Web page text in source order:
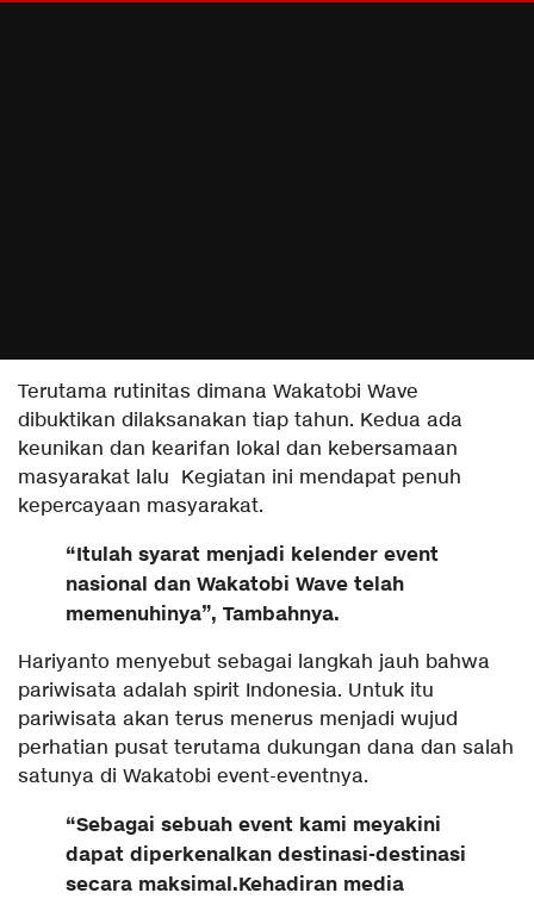
Terutama rutinitas dimana Wakatobi Wave
dibuktikan dilaksanakan tiap tahun. Kedua ada
keunikan dan kearifan lokal dan kebersamaan
masyarakat lalu Kegiatan ini mendapat penuh
kepercayaan masyarakat.
“Itulah syarat menjadi kelender event
nasional dan Wakatobi Wave telah
memenuhinya”, Tambahnya.
Hariyanto menyebut sebagai langkah jauh bahwa
pariwisata adalah spirit Indonesia. Untuk itu
pariwisata akan terus menerus menjadi wujud
perhatian pusat terutama dukungan dana dan salah
satunya di Wakatobi event-eventnya.
“Sebagai sebuah event kami meyakini
dapat diperkenalkan destinasi-destinasi
secara maksimal.Kehadiran media